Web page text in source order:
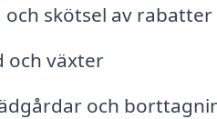
skötsel av rabatter
och växter
och